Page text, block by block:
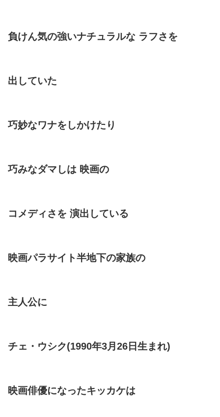
負けん気の強いナチュラルな ラフさを
出していた
巧妙なワナをしかけたり
巧みなダマしは 映画の
コメディさを 演出している
映画パラサイト半地下の家族の
主人公に
チェ・ウシク(1990年3月26日生まれ)
映画俳優になったキッカケは